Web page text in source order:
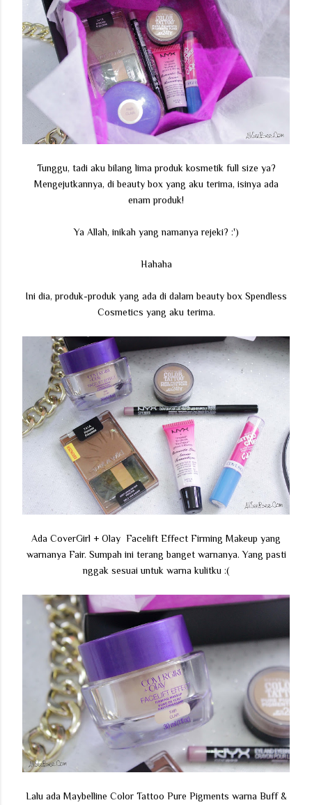
Tunggu, tadi aku bilang lima produk kosmetik full size ya?
Mengejutkannya, di beauty box yang aku terima, isinya ada
enam produk!
Ya Allah, inikah yang namanya rejeki? :')
Hahaha
Ini dia, produk-produk yang ada di dalam beauty box Spendless
Cosmetics yang aku terima.
Ada CoverGirl + Olay Facelift Effect Firming Makeup yang
warnanya Fair. Sumpah ini terang banget warnanya. Yang pasti
nggak sesuai untuk warna kulitku :(
Lalu ada Maybelline Color Tattoo Pure Pigments warna Buff &